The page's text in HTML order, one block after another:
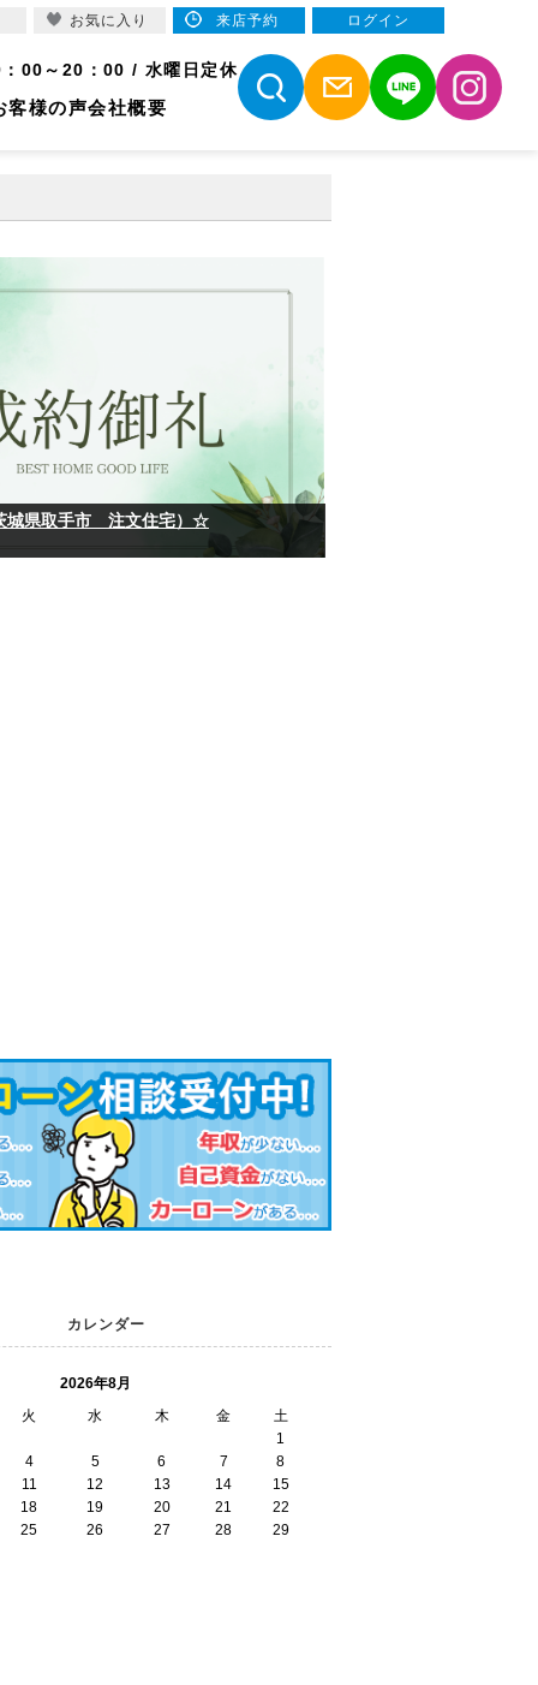
00～20：00 / 水曜日定休
客様の声会社概要
城県取手市 注文住宅）☆
カレンダー
2026年8月
火
水 木 金
土
1
4
5 6 7
8
11
12 13 14
15
18
19 20 21
22
25
26 27 28 29
お気に入り 来店予約 ログイン